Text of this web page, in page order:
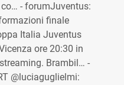
- forumJuventus:
finale
Italia Juventus
ore 20:30 in
Brambil… -
@luciaguglielmi: